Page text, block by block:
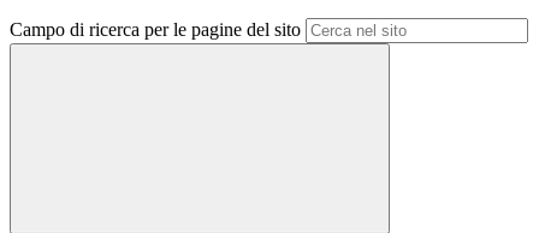
Campo di ricerca per le pagine del sito